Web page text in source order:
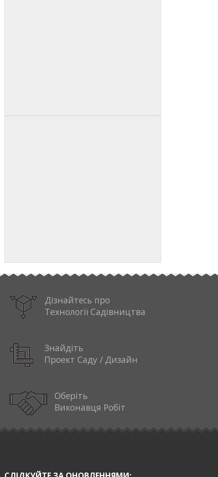
Дізнайтесь про
Технології Садівництва
Знайдіть
Проект Саду / Дизайн
Оберіть
Виконавця Робіт